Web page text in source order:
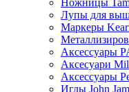
Ножницы
Лупы для
Маркеры
Аксессуары
Аксесуари
Аксессуары
Иглы John